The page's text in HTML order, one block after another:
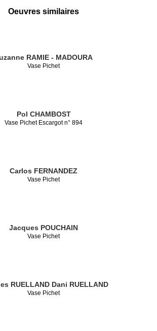
Oeuvres similaires
RAMIE - MADOURA
Vase Pichet
Pol CHAMBOST
Vase Pichet Escargot n° 894
Carlos FERNANDEZ
Vase Pichet
Jacques POUCHAIN
Vase Pichet
RUELLAND Dani RUELLAND
Vase Pichet